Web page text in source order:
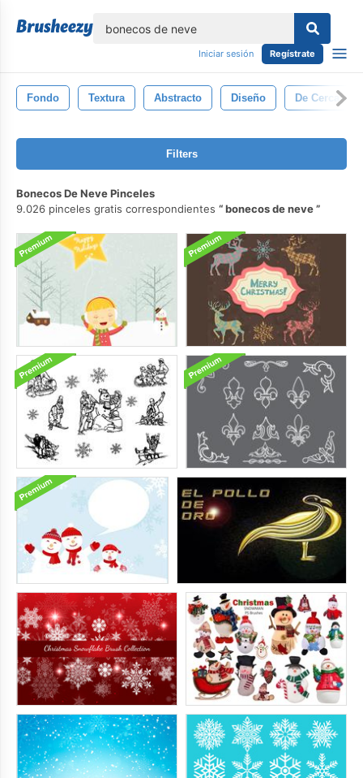
Iniciar sesión Regístrate
Fondo Textura Abstracto Diseño De Cerca
Filters
Bonecos De Neve Pinceles
9.026 pinceles gratis correspondientes
bonecos de neve